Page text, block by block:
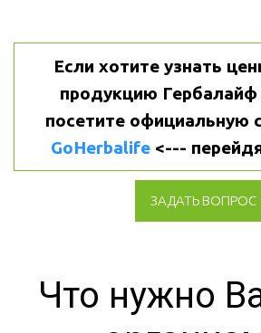
Если хотите узнать
продукцию
GoHerbalife <---
ЗАДАТЬ ВОПРОС
Что нужно